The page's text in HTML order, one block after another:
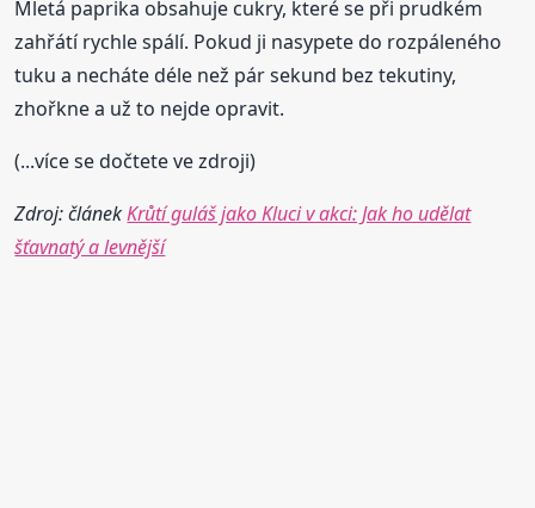
Mletá paprika obsahuje cukry, které se při prudkém
zahřátí rychle spálí. Pokud ji nasypete do rozpáleného
tuku a necháte déle než pár sekund bez tekutiny,
zhořkne a už to nejde opravit.
(...více se dočtete ve zdroji)
Zdroj: článekKrůtí guláš jako Kluci v akci: Jak ho udělat
šťavnatý a levnější